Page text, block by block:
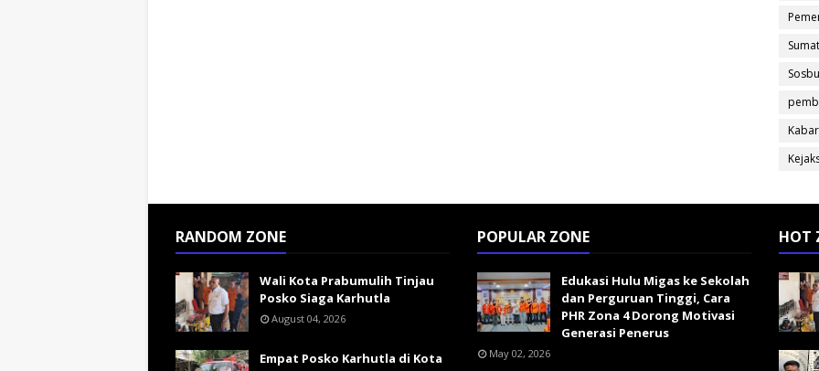
RANDOM ZONE
Wali Kota Prabumulih Tinjau
Posko Siaga Karhutla
August 04, 2026
Empat Posko Karhutla di Kota
POPULAR ZONE
Edukasi Hulu Migas ke Sekolah
dan Perguruan Tinggi, Cara
PHR Zona 4 Dorong Motivasi
Generasi Penerus
May 02, 2026
HOT